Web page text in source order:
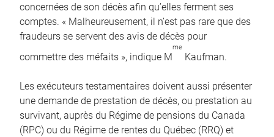
concernées de son décès afin qu’elles ferment ses
comptes. « Malheureusement, il n’est pas rare que des
fraudeurs se servent des avis de décès pour
commettre des méfaits », indique M
me
Kaufman.
Les exécuteurs testamentaires doivent aussi présenter
une demande de prestation de décès, ou prestation au
survivant, auprès du Régime de pensions du Canada
(RPC) ou du Régime de rentes du Québec (RRQ) et